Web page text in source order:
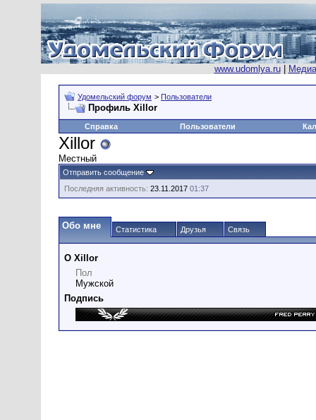
www.udomlya.ru|
Удомельский форум > Пользователи
Профиль Xillor
Справка Пользователи
Xillor
Местный
Отправить сообщение
Последняя активность: 23.11.2017 01:37
Обо мне Статистика Друзья Связь
О Xillor
Пол
Мужской
Подпись